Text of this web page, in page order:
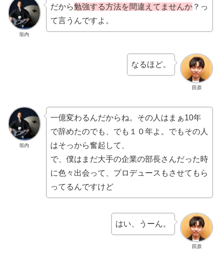
垣内
だから勉強する方法を間違えてませんか？っ
て言うんですよ。
田原
なるほど。
垣内
一億変わるんだからね。その人はまぁ10年
で辞めたのでも、でも１０年よ。でもその人
はそっから奮起して、
で、僕はまだ大手の企業の部長さんだった時
に色々出会って、プロデュースもさせてもら
ってるんですけど
田原
はい、うーん。​​